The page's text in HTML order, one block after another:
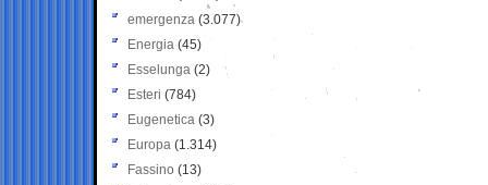
emergenza (3.077)
Energia (45)
Esselunga (2)
Esteri (784)
Eugenetica (3)
Europa (1.314)
Fassino (13)